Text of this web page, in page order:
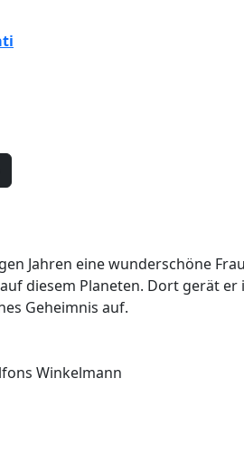
Jahren eine wunderschöne
diesem Planeten. Dort gerät
Geheimnis auf.
Winkelmann